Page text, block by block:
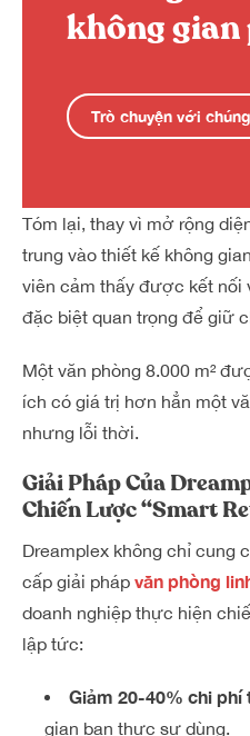
không gian
Trò chuyện với
Tóm lại, thay vì mở rộng
trung vào thiết kế không
viên cảm thấy được kết nối
đặc biệt quan trọng để giữ
Một văn phòng 8.000 m²
ích có giá trị hơn hẳn một
nhưng lỗi thời.
Giải Pháp Của
Chiến Lược “Smart
Dreamplex không chỉ cung
cấp giải pháp văn phòng
doanh nghiệp thực hiện
lập tức:
Giảm 20-40% chi phí
gian bạn thực sự dùng.